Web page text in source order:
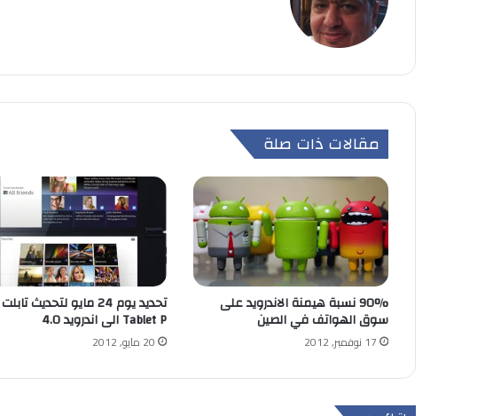
مقالات ذات صلة
90% نسبة هيمنة الاندرويد على
سوق الهواتف في الصين
17 نوفمبر, 2012
Tablet P الى اندرويد 4.0
20 مايو, 2012